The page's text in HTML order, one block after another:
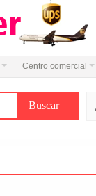
Centro comercial